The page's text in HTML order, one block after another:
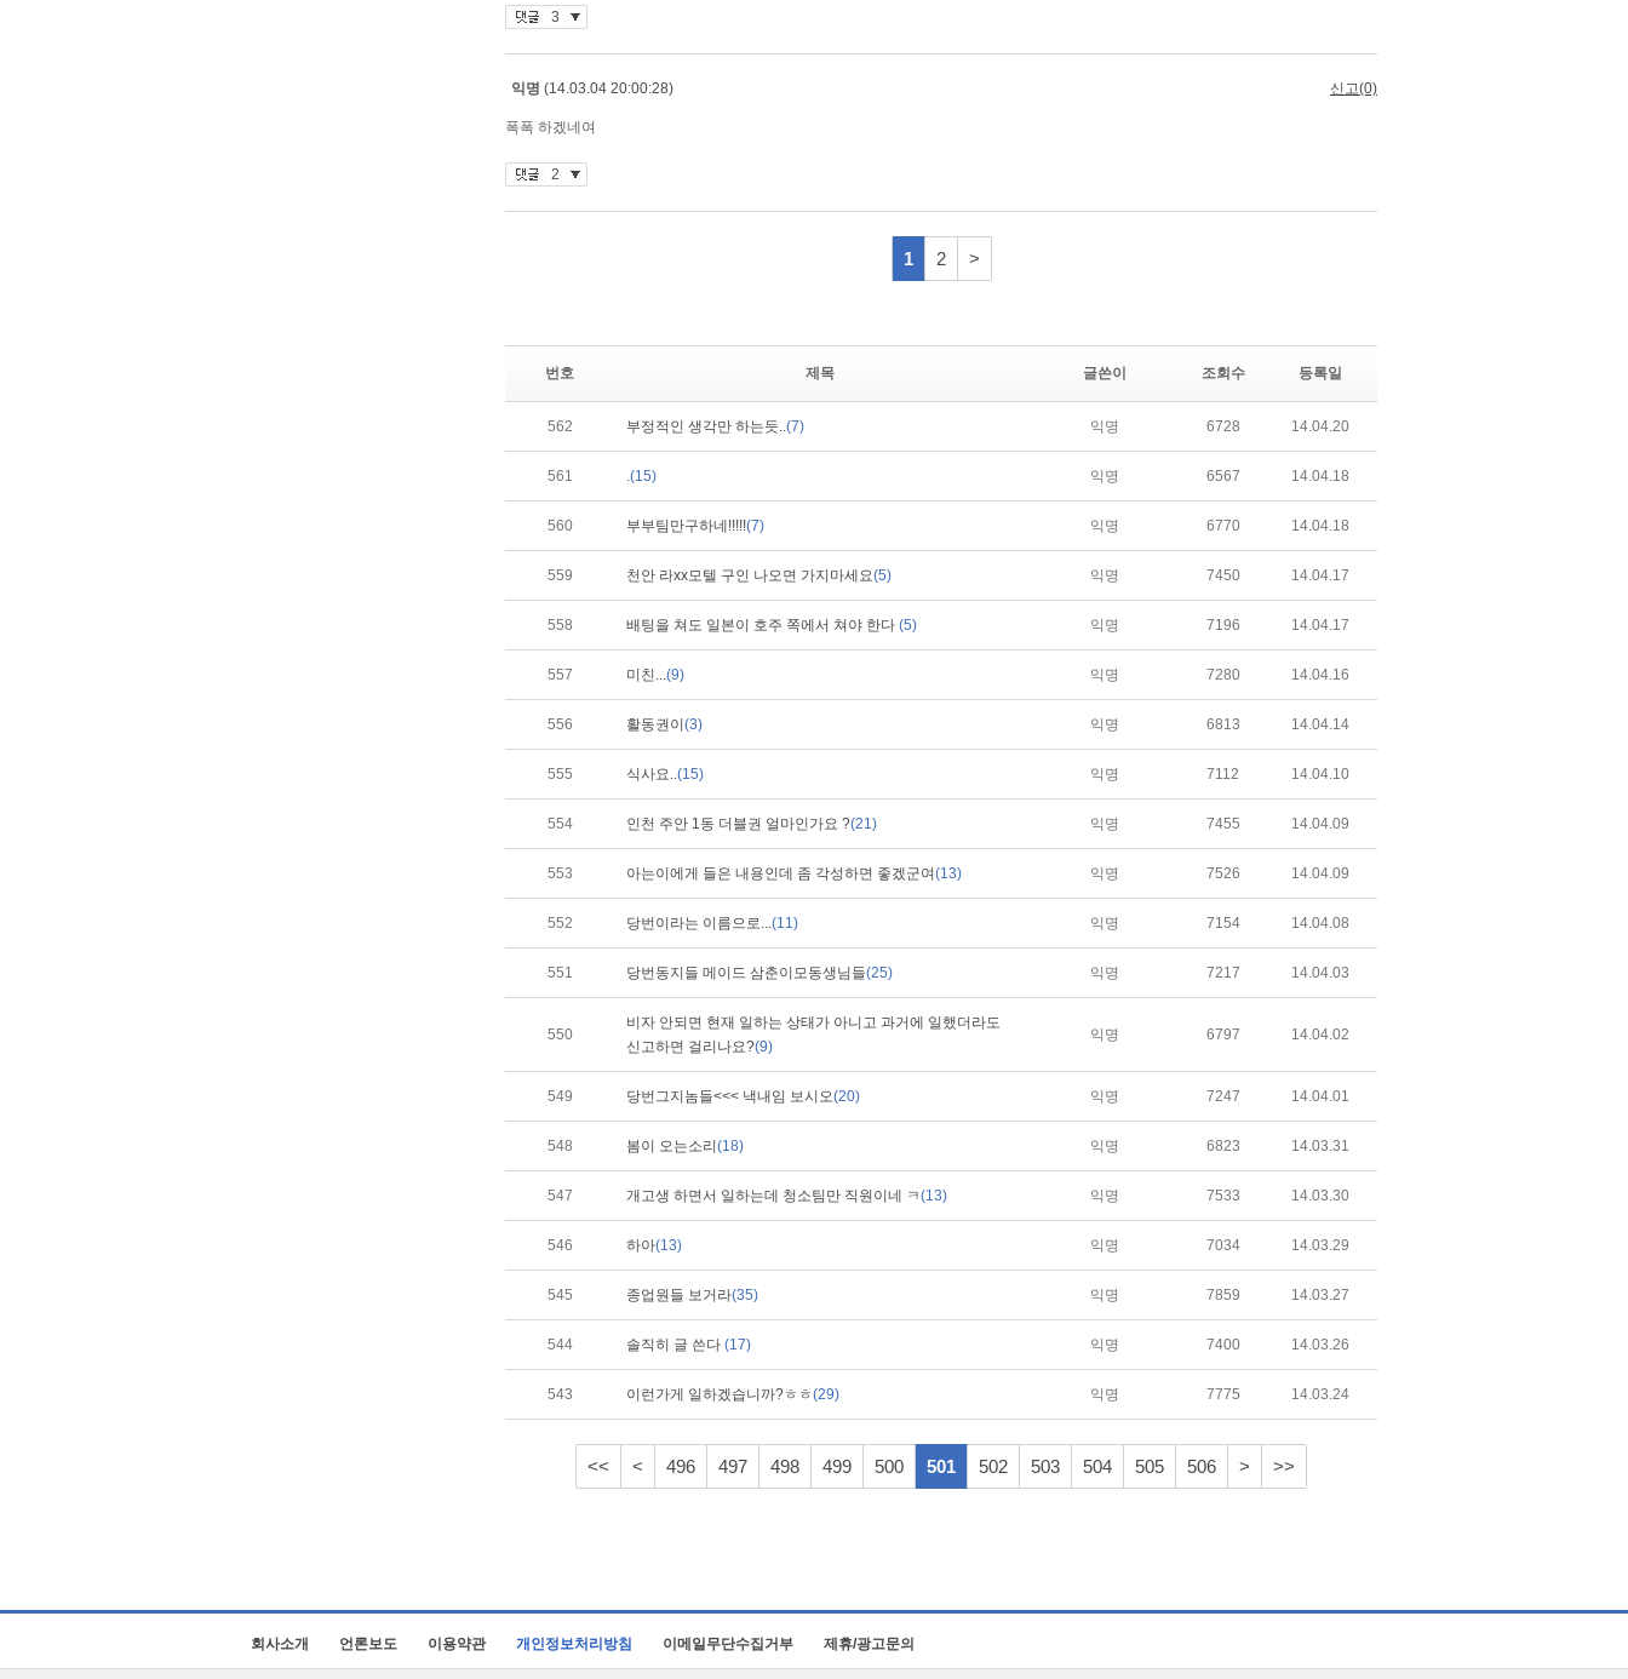
번호 제목 글쓴이 조회수 등록일
562 부정적인 생각만 하는듯..(7) 익명 6728 14.04.20
561 .(15) 익명 6567 14.04.18
560 부부팀만구하네!!!!!(7) 익명 6770 14.04.18
559 천안 라xx모텔 구인 나오면 가지마세요(5) 익명 7450 14.04.17
558 배팅을 쳐도 일본이 호주 쪽에서 쳐야 한다 (5) 익명 7196 14.04.17
557 미친...(9) 익명 7280 14.04.16
556 활동권이 (3) 익명 6813 14.04.14
555 식사요..(15) 익명 7112 14.04.10
554 인천 주안 1동 더블권 얼마인가요 ?(21) 익명 7455 14.04.09
553 아는이에게 들은 내용인데 좀 각성하면 좋겠군여(13) 익명 7526 14.04.09
552 당번이라는 이름으로...(11) 익명 7154 14.04.08
551 당번동지들 메이드 삼춘이모동생님들(25) 익명 7217 14.04.03
550
비자 안되면 현재 일하는 상태가 아니고 과거에 일했더라도
신고하면 걸리나요?(9)
익명 6797 14.04.02
549 당번그지놈들<<< 낵내임 보시오(20) 익명 7247 14.04.01
548 봄이 오는소리 (18) 익명 6823 14.03.31
547 개고생 하면서 일하는데 청소팀만 직원이네 ㅋ(13) 익명 7533 14.03.30
546 하아(13) 익명 7034 14.03.29
545 종업원들 보거라(35) 익명 7859 14.03.27
544 솔직히 글 쓴다 (17) 익명 7400 14.03.26
543 이런가게 일하겠습니까?ㅎㅎ(29) 익명 7775 14.03.24
<< < 496 497 498 499 500 501 502 503 504 505 506 > >>
회사소개 언론보도 이용약관 개인정보처리방침 이메일무단수집거부 제휴/광고문의